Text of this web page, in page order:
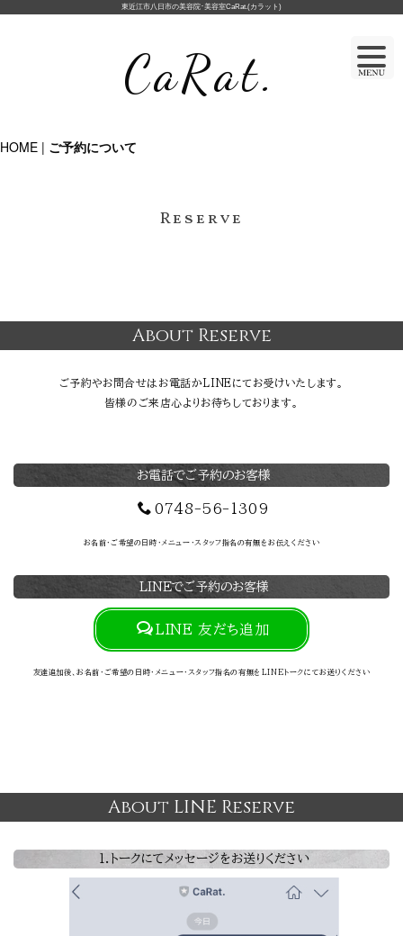
東近江市八日市の美容院･美容室CaRat.(カラット)
CaRat.
HOME | ご予約について
Reserve
About Reserve
ご予約やお問合せはお電話かLINEにてお受けいたします。
皆様のご来店心よりお待ちしております。
お電話でご予約のお客様
0748-56-1309
お名前・ご希望の日時・メニュー・スタッフ指名の有無をお伝えください
LINEでご予約のお客様
LINE 友だち追加
友達追加後、お名前・ご希望の日時・メニュー・スタッフ指名の有無をLINEトークにてお送りください
About LINE Reserve
1.トークにてメッセージをお送りください